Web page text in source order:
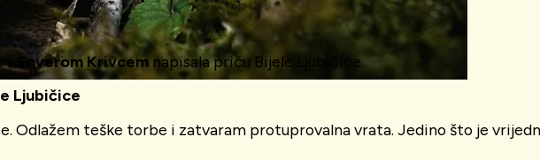
Enverom Krivcemnapisala priču Bijele Ljubičice.
Ljubičice
Odlažem teške torbe i zatvaram protuprovalna vrata. Jedino što je